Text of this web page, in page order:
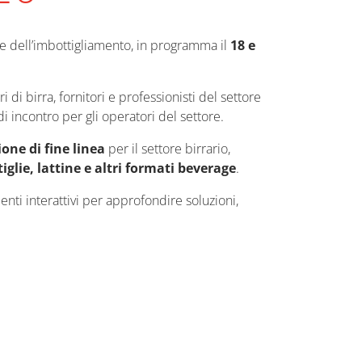
in programma il 18 e
di birra, fornitori e professionisti del settore
incontro per gli operatori del settore.
di fine linea per il settore birrario,
lattine e altri formati beverage.
interattivi per approfondire soluzioni,